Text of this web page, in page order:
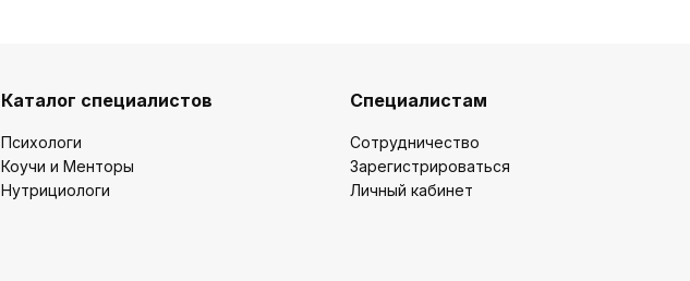
Каталог специалистов
Психологи
Коучи и Менторы
Нутрициологи
Специалистам
Сотрудничество
Зарегистрироваться
Личный кабинет
подать заявку на грант
Какую цель вы ставите на